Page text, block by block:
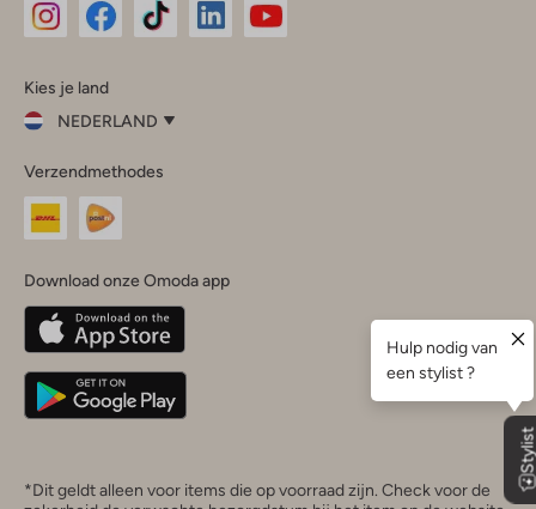
InstagramFacebook
Kies je land
NEDERLAND
je
land
Nederland
Belgique(Français)
Deutschland
Verzendmethodes
Download onze Omoda app
*Dit geldt alleen voor items die op voorraad zijn. Check voor de